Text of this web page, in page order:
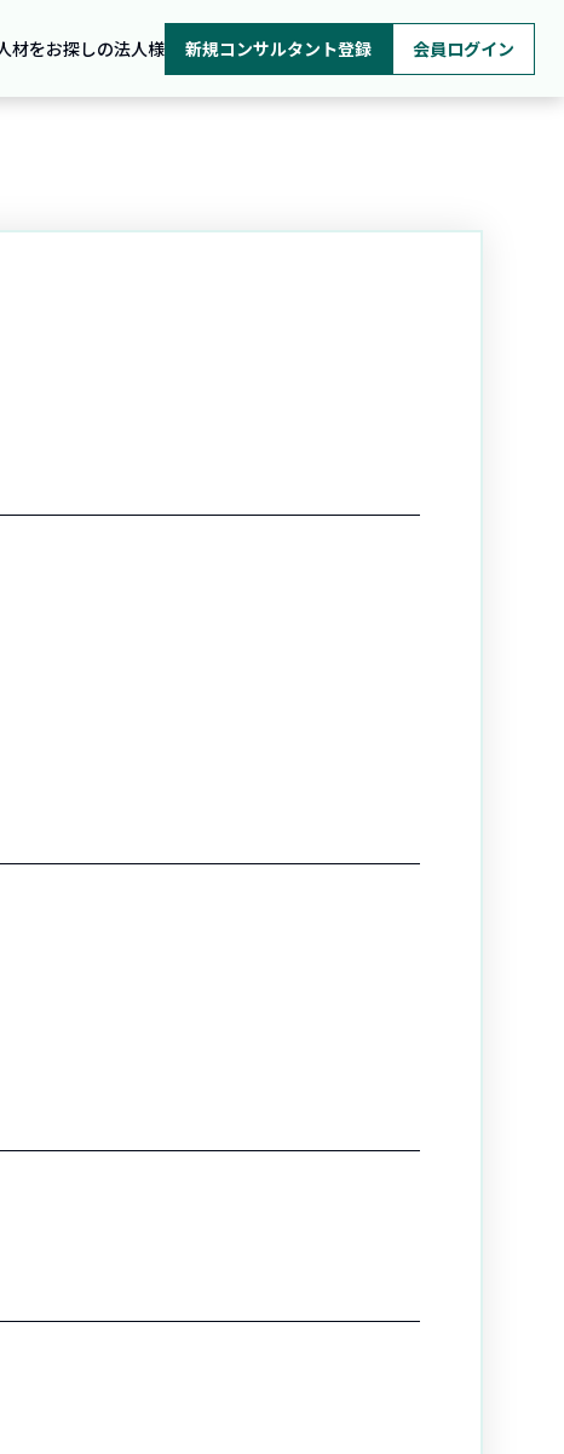
材をお探しの法人様 新規コンサルタント登録 会員ログイン